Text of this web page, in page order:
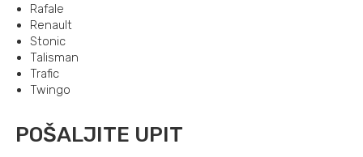
Rafale
Renault
Stonic
Talisman
Trafic
Twingo
POŠALJITE UPIT